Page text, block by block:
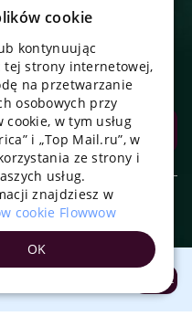
wygodny czat z
z promocji
Otwórz
UKRAINIAN
PORTUGUESE
SPANISH
TURKISH
GERMAN
cookie
kontynuując
tej strony internetowej,
na przetwarzanie
osobowych przy
cookie, w tym usług
i „Top Mail.ru”, w
ze strony i
usług.
znajdziesz w
cookie Flowwow
OK